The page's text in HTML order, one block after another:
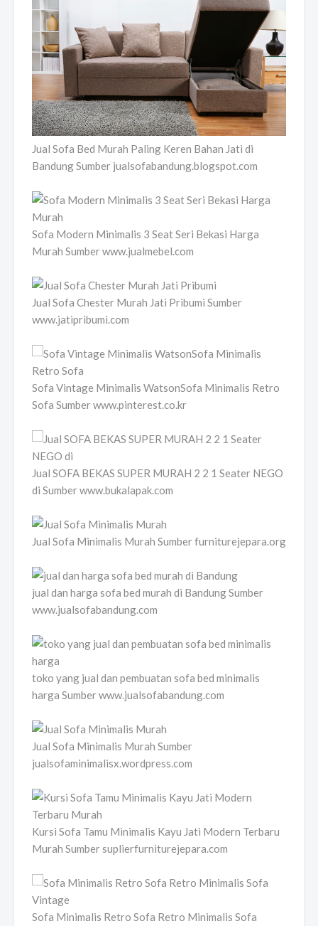
Jual Sofa Bed Murah Paling Keren Bahan Jati di
Bandung Sumber jualsofabandung.blogspot.com
Sofa Modern Minimalis 3 Seat Seri Bekasi Harga
Murah Sumber www.jualmebel.com
Jual Sofa Chester Murah Jati Pribumi Sumber
www.jatipribumi.com
Sofa Vintage Minimalis WatsonSofa Minimalis Retro
Sofa Sumber www.pinterest.co.kr
Jual SOFA BEKAS SUPER MURAH 2 2 1 Seater NEGO
di Sumber www.bukalapak.com
Jual Sofa Minimalis Murah Sumber furniturejepara.org
jual dan harga sofa bed murah di Bandung Sumber
www.jualsofabandung.com
toko yang jual dan pembuatan sofa bed minimalis
harga Sumber www.jualsofabandung.com
Jual Sofa Minimalis Murah Sumber
jualsofaminimalisx.wordpress.com
Kursi Sofa Tamu Minimalis Kayu Jati Modern Terbaru
Murah Sumber suplierfurniturejepara.com
Sofa Minimalis Retro Sofa Retro Minimalis Sofa